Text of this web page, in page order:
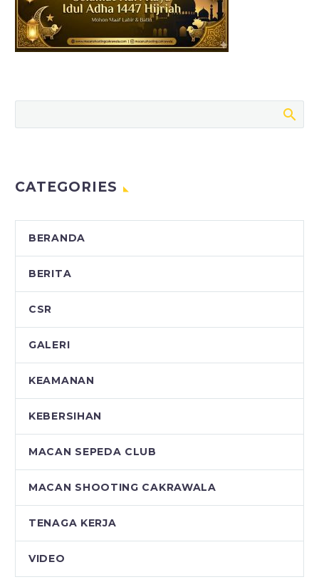
CATEGORIES
BERANDA
BERITA
CSR
GALERI
KEAMANAN
KEBERSIHAN
MACAN SEPEDA CLUB
MACAN SHOOTING CAKRAWALA
TENAGA KERJA
VIDEO